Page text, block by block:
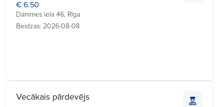
€ 6.50
Dammes iela 46, Rīga
Beidzas: 2026-08-08
Vecākais pārdevējs